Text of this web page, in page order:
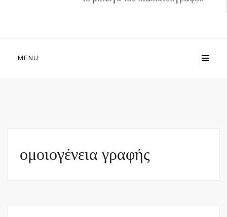
MENU
ομοιογένεια γραφής